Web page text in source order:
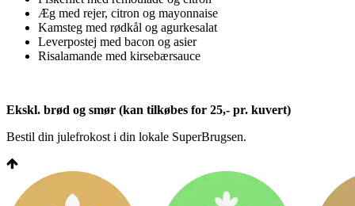
Æg med rejer, citron og mayonnaise
Kamsteg med rødkål og agurkesalat
Leverpostej med bacon og asier
Risalamande med kirsebærsauce
Ekskl. brød og smør (kan tilkøbes for 25,- pr. kuvert)
Bestil din julefrokost i din lokale SuperBrugsen.